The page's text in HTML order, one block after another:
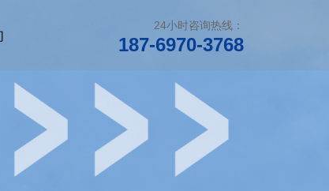
24小时咨询热线：
187-6970-3768